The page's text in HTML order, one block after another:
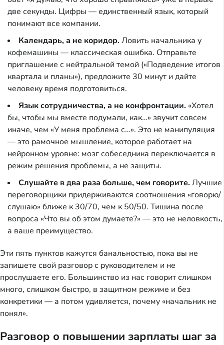
две секунды. Цифры — единственный язык, который
понимают все компании.
Календарь, а не коридор.Ловить начальника у
кофемашины — классическая ошибка. Отправьте
приглашение с нейтральной темой («Подведение итогов
квартала и планы»), предложите 30 минут и дайте
человеку время подготовиться.
Язык сотрудничества, а не конфронтации. «Хотел
бы, чтобы мы вместе подумали, как…» звучит совсем
иначе, чем «У меня проблема с…». Это не манипуляция
— это рамочное мышление, которое работает на
нейронном уровне: мозг собеседника переключается в
режим решения проблемы, а не защиты.
Слушайте в два раза больше, чем говорите.Лучшие
переговорщики придерживаются соотношения «говорю/
слушаю» ближе к 30/70, чем к 50/50. Тишина после
вопроса «Что вы об этом думаете?» — это не неловкость,
а ваше преимущество.
Эти пять пунктов кажутся банальностью, пока вы не
запишете свой разговор с руководителем и не
прослушаете его. Большинство из нас говорит слишком
много, слишком быстро, в защитном режиме и без
конкретики — а потом удивляется, почему «начальник не
понял».
Разговор о повышении зарплаты шаг за